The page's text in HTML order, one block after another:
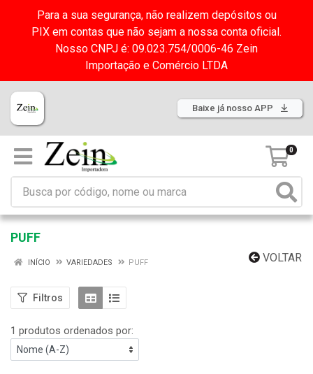
Para a sua segurança, não realizem depósitos ou
PIX em contas que não sejam a nossa conta oficial.
Nosso CNPJ é: 09.023.754/0006-46 Zein
Importação e Comércio LTDA
Baixe já nosso APP
0
PUFF
VOLTAR
INÍCIO VARIEDADES PUFF
Filtros
1 produtos ordenados por: